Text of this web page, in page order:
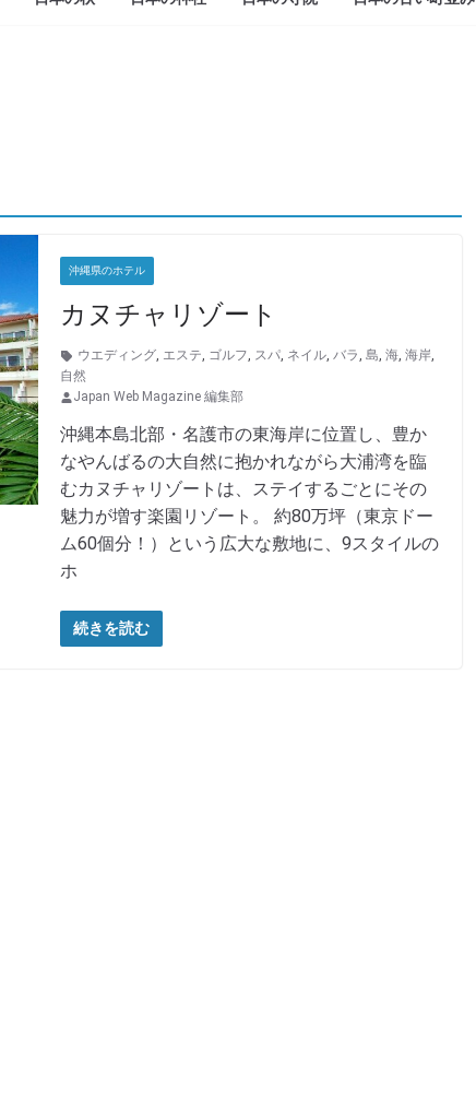
沖縄県のホテル
カヌチャリゾート
ウエディング, エステ, ゴルフ, スパ, ネイル, バラ, 島, 海, 海岸,
自然
Japan Web Magazine 編集部
沖縄本島北部・名護市の東海岸に位置し、豊か
なやんばるの大自然に抱かれながら大浦湾を臨
むカヌチャリゾートは、ステイするごとにその
魅力が増す楽園リゾート。 約80万坪（東京ドー
ム60個分！）という広大な敷地に、9スタイルの
ホ
続きを読む